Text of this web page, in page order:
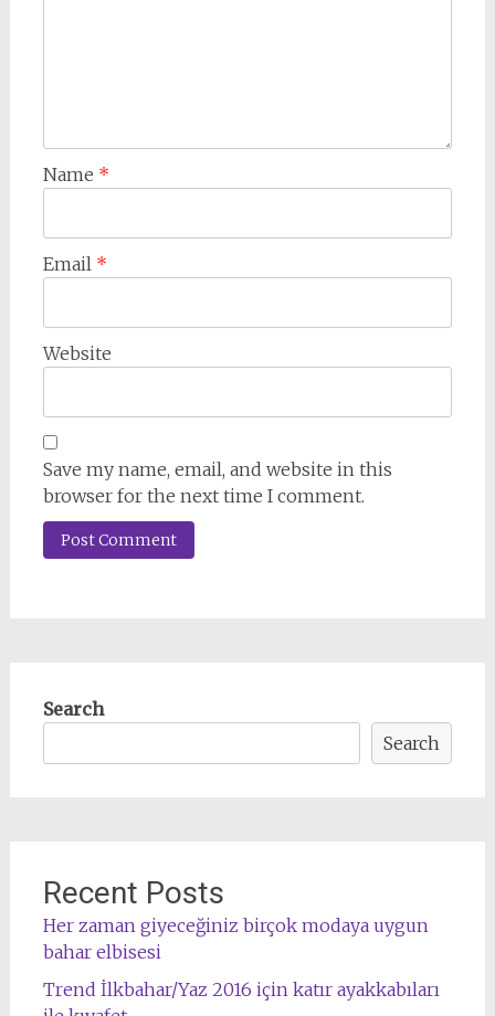
Name *
Email *
Website
Save my name, email, and website in this
browser for the next time I comment.
Search
Search
Recent Posts
Her zaman giyeceğiniz birçok modaya uygun
bahar elbisesi
Trend İlkbahar/Yaz 2016 için katır ayakkabıları